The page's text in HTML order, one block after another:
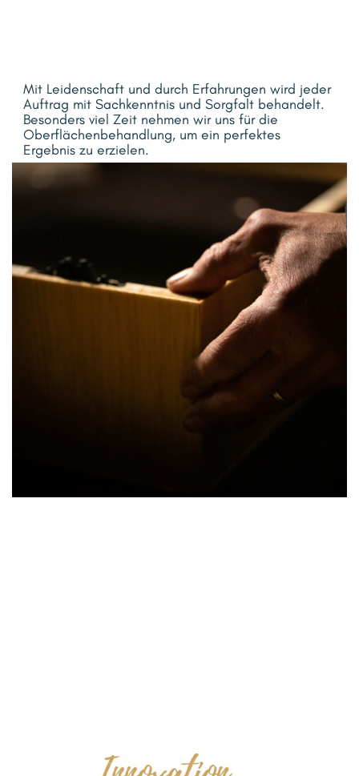
Mit Leidenschaft und durch Erfahrungen wird jeder
Auftrag mit Sachkenntnis und Sorgfalt behandelt.
Besonders viel Zeit nehmen wir uns für die
Oberflächenbehandlung, um ein perfektes
Ergebnis zu erzielen.